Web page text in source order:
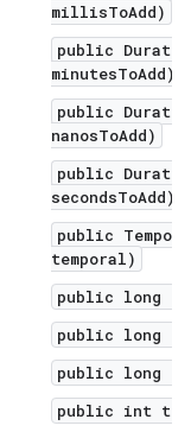
millisToAdd)
public
minutesToAdd)
public
nanosToAdd)
public
secondsToAdd)
public
temporal)
public long
public long
public long
public int